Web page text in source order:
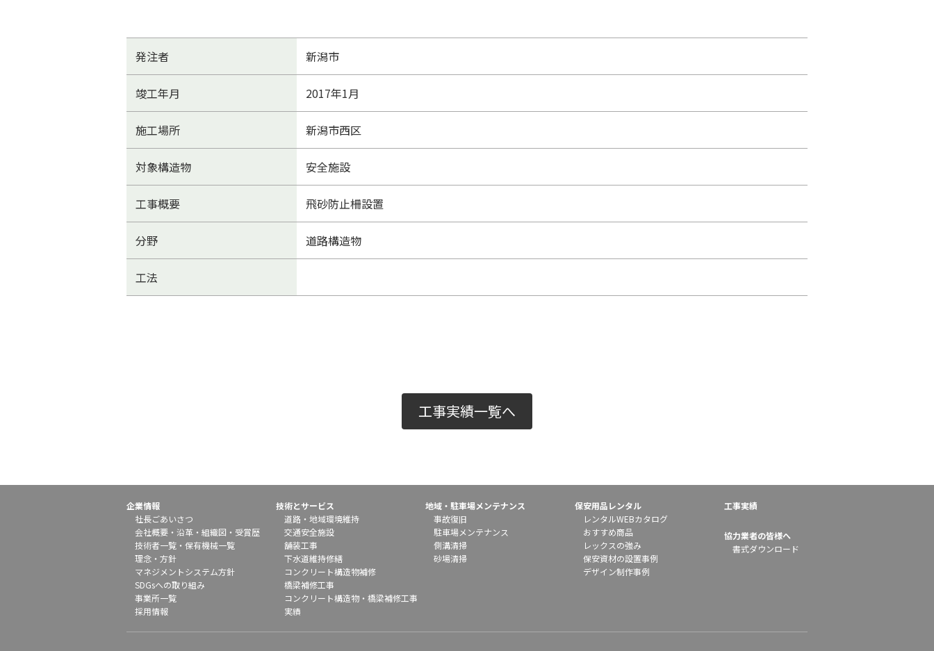
発注者 新潟市
竣工年月 2017年1月
施工場所 新潟市西区
対象構造物 安全施設
工事概要 飛砂防止柵設置
分野 道路構造物
工法
工事実績一覧へ
企業情報
社長ごあいさつ
会社概要 ・ 沿革 ・ 組織図 ・ 受賞歴
技術者一覧 ・ 保有機械一覧
理念・方針
マネジメントシステム方針
SDGsへの取り組み
事業所一覧
採用情報
技術とサービス
道路・地域環境維持
交通安全施設
舗装工事
下水道維持修繕
コンクリート構造物補修
橋梁補修工事
コンクリート構造物・橋梁補修工事
実績
地域・駐車場メンテナンス
事故復旧
駐車場メンテナンス
側溝清掃
砂場清掃
保安用品レンタル
レンタルWEBカタログ
おすすめ商品
レックスの強み
保安資材の設置事例
デザイン制作事例
工事実績
協力業者の皆様へ
書式ダウンロード